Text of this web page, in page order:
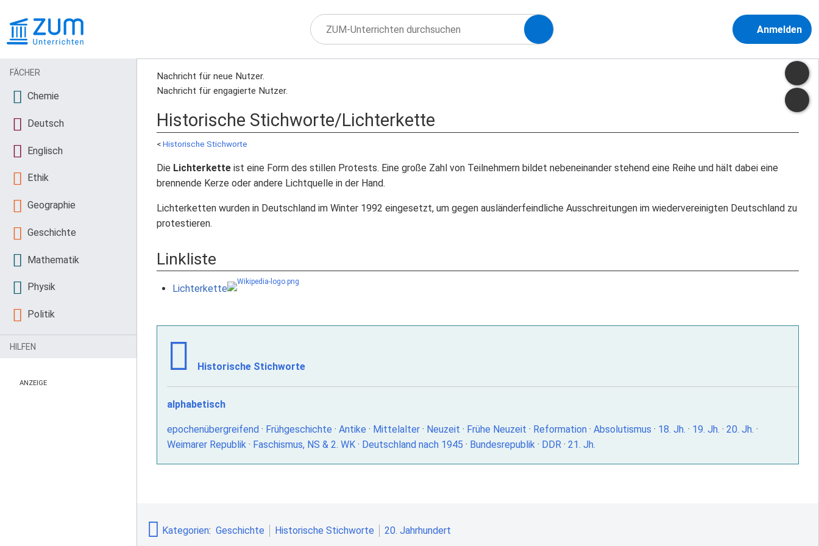
Anmelden
Nachricht für neue Nutzer.
Nachricht für engagierte Nutzer.
Historische Stichworte/Lichterkette
< Historische Stichworte
Die Lichterkette ist eine Form des stillen Protests. Eine große Zahl von Teilnehmern bildet nebeneinander stehend eine Reihe und hält dabei eine
brennende Kerze oder andere Lichtquelle in der Hand.
Lichterketten wurden in Deutschland im Winter 1992 eingesetzt, um gegen ausländerfeindliche Ausschreitungen im wiedervereinigten Deutschland zu
protestieren.
Linkliste
Lichterkette
Historische Stichworte
alphabetisch
epochenübergreifend · Frühgeschichte · Antike · Mittelalter · Neuzeit · Frühe Neuzeit · Reformation · Absolutismus · 18. Jh. · 19. Jh. · 20. Jh. ·
Weimarer Republik · Faschismus, NS & 2. WK · Deutschland nach 1945 · Bundesrepublik · DDR · 21. Jh.
Kategorien: Geschichte Historische Stichworte 20. Jahrhundert
FÄCHER
Chemie
Deutsch
Englisch
Ethik
Geographie
Geschichte
Mathematik
Physik
Politik
HILFEN
ANZEIGE